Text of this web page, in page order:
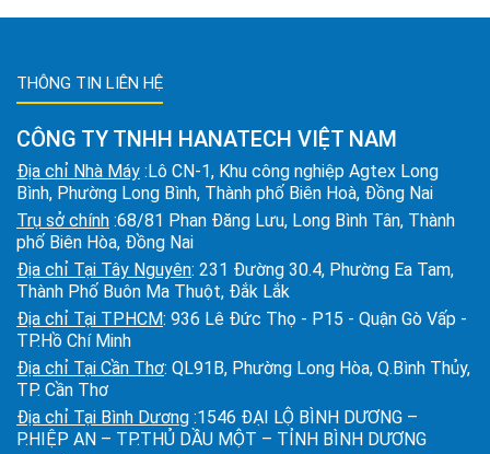
THÔNG TIN LIÊN HỆ
CÔNG TY TNHH HANATECH VIỆT NAM
Địa chỉ Nhà Máy :Lô CN-1, Khu công nghiệp Agtex Long
Bình, Phường Long Bình, Thành phố Biên Hoà, Đồng Nai
Trụ sở chính :68/81 Phan Đăng Lưu, Long Bình Tân, Thành
phố Biên Hòa, Đồng Nai
Địa chỉ Tại Tây Nguyên: 231 Đường 30.4, Phường Ea Tam,
Thành Phố Buôn Ma Thuột, Đắk Lắk
Địa chỉ Tại TPHCM: 936 Lê Đức Thọ - P15 - Quận Gò Vấp -
TP.Hồ Chí Minh
Địa chỉ Tại Cần Thơ: QL91B, Phường Long Hòa, Q.Bình Thủy,
TP. Cần Thơ
Địa chỉ Tại Bình Dương :1546 ĐẠI LỘ BÌNH DƯƠNG –
P.HIỆP AN – TP.THỦ DẦU MỘT – TỈNH BÌNH DƯƠNG